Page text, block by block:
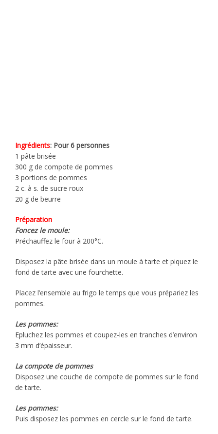
Ingrédients: Pour 6 personnes
1 pâte brisée
300 g de compote de pommes
3 portions de pommes
2 c. à s. de sucre roux
20 g de beurre
Préparation
Foncez le moule:
Préchauffez le four à 200°C.
Disposez la pâte brisée dans un moule à tarte et piquez le
fond de tarte avec une fourchette.
Placez l’ensemble au frigo le temps que vous prépariez les
pommes.
Les pommes:
Epluchez les pommes et coupez-les en tranches d’environ
3 mm d’épaisseur.
La compote de pommes
Disposez une couche de compote de pommes sur le fond
de tarte.
Les pommes:
Puis disposez les pommes en cercle sur le fond de tarte.